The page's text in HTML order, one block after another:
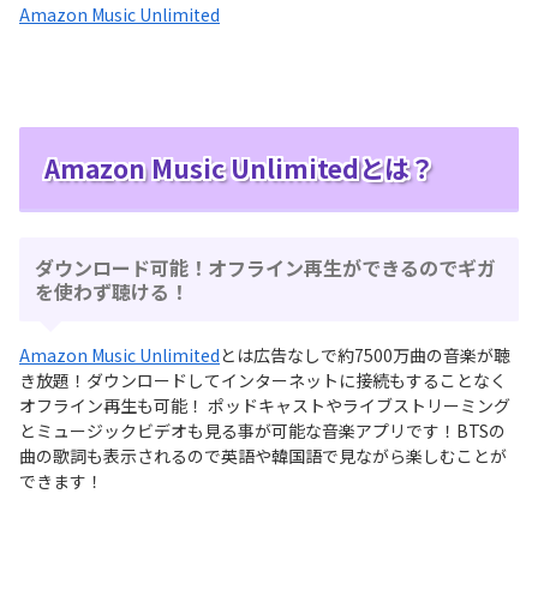
Amazon Music Unlimited
Amazon Music Unlimitedとは？
ダウンロード可能！オフライン再生ができるのでギガ
を使わず聴ける！
Amazon Music Unlimitedとは広告なしで約7500万曲の音楽が聴
き放題！ダウンロードしてインターネットに接続もすることなく
オフライン再生も可能！ ポッドキャストやライブストリーミング
とミュージックビデオも見る事が可能な音楽アプリです！BTSの
曲の歌詞も表示されるので英語や韓国語で見ながら楽しむことが
できます！